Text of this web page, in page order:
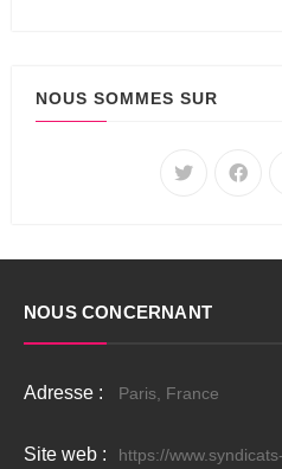
NOUS SOMMES SUR
NOUS CONCERNANT
Adresse : Paris, France
Site web : https://